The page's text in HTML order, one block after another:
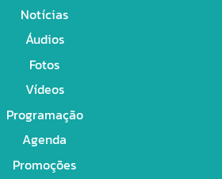
Notícias
Áudios
Fotos
Vídeos
Programação
Agenda
Promoções